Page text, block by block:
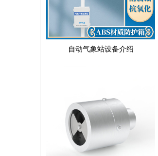
自动气象站设备介绍